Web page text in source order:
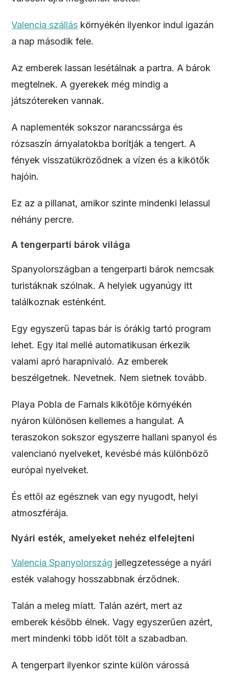
Valencia szállás környékén ilyenkor indul igazán
a nap második fele.
Az emberek lassan lesétálnak a partra. A bárok
megtelnek. A gyerekek még mindig a
játszótereken vannak.
A naplementék sokszor narancssárga és
rózsaszín árnyalatokba borítják a tengert. A
fények visszatükröződnek a vízen és a kikötők
hajóin.
Ez az a pillanat, amikor szinte mindenki lelassul
néhány percre.
A tengerparti bárok világa
Spanyolországban a tengerparti bárok nemcsak
turistáknak szólnak. A helyiek ugyanúgy itt
találkoznak esténként.
Egy egyszerű tapas bár is órákig tartó program
lehet. Egy ital mellé automatikusan érkezik
valami apró harapnivaló. Az emberek
beszélgetnek. Nevetnek. Nem sietnek tovább.
Playa Pobla de Farnals kikötője környékén
nyáron különösen kellemes a hangulat. A
teraszokon sokszor egyszerre hallani spanyol és
valencianó nyelveket, kevésbé más különböző
európai nyelveket.
És ettől az egésznek van egy nyugodt, helyi
atmoszférája.
Nyári esték, amelyeket nehéz elfelejteni
Valencia Spanyolország jellegzetessége a nyári
esték valahogy hosszabbnak érződnek.
Talán a meleg miatt. Talán azért, mert az
emberek később élnek. Vagy egyszerűen azért,
mert mindenki több időt tölt a szabadban.
A tengerpart ilyenkor szinte külön várossá